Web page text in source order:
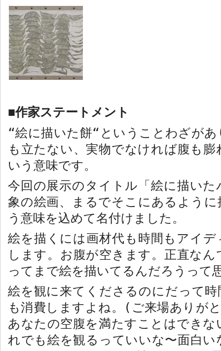
■作家ステートメント
“絵に描いた餅“ ということわざが
も立たない、実物でなければ腹も
いう意味です。
今回の展示のタイトル「絵に描い
象の絵画、まるでそこにあるよう
う意味を込めて名付けました。
絵を描くには画材代も時間もアイ
します。お腹が空きます。正直な
ってまで絵を描いてるんだろうって
絵を観に来てくださるのにだって
も消費しますよね。
( ご来場ありが
あなたの空腹を満たすことはでき
れでも絵を観るっていいな〜面白